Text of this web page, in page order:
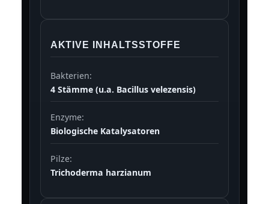
AKTIVE INHALTSSTOFFE
Bakterien:
4 Stämme (u.a. Bacillus velezensis)
Enzyme:
Biologische Katalysatoren
Pilze:
Trichoderma harzianum